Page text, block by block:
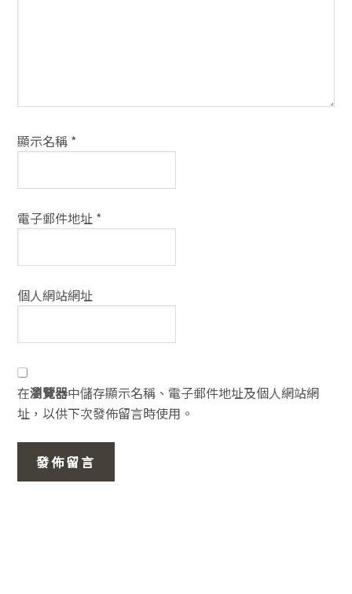
顯示名稱 *
電子郵件地址 *
個人網站網址
在瀏覽器中儲存顯示名稱、電子郵件地址及個人網站網
址，以供下次發佈留言時使用。